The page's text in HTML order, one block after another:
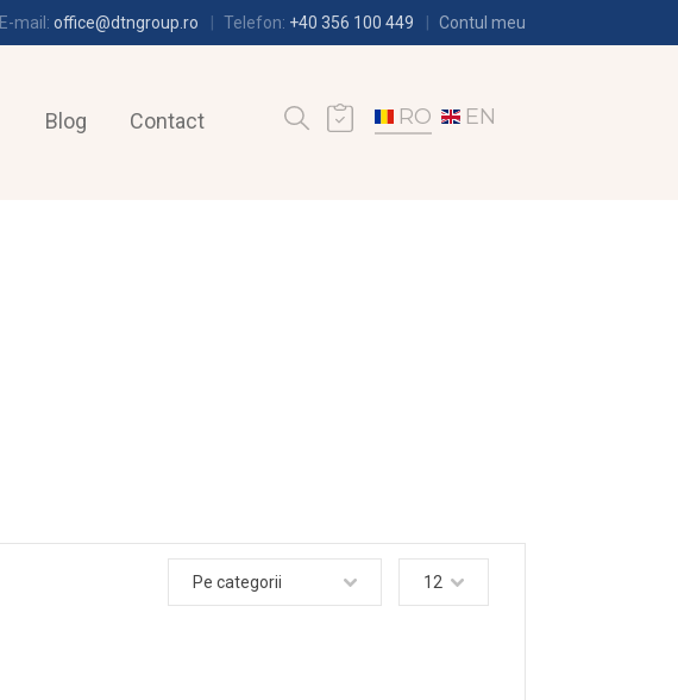
E-mail: office@dtngroup.ro Telefon: +40 356 100 449 Contul meu
Blog Contact RO EN
Pe categorii 12